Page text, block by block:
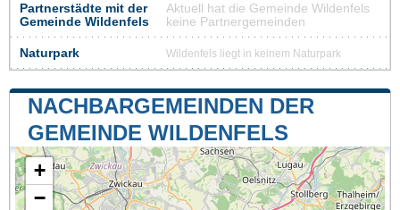
Partnerstädte mit der
Gemeinde Wildenfels
Aktuell hat die Gemeinde Wildenfels
keine Partnergemeinden
Naturpark Wildenfels liegt in keinem Naturpark
NACHBARGEMEINDEN DER
GEMEINDE WILDENFELS
+
−